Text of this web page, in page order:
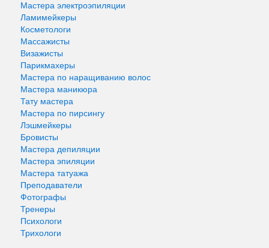
Мастера электроэпиляции
Ламимейкеры
Косметологи
Массажисты
Визажисты
Парикмахеры
Мастера по наращиванию волос
Мастера маникюра
Тату мастера
Мастера по пирсингу
Лэшмейкеры
Бровисты
Мастера депиляции
Мастера эпиляции
Мастера татуажа
Преподаватели
Фотографы
Тренеры
Психологи
Трихологи